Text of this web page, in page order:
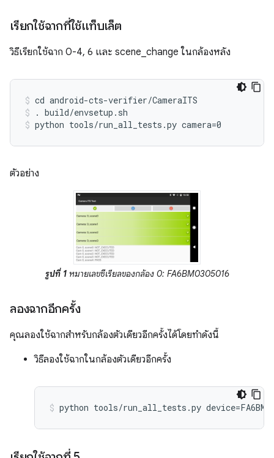
เรียกใช้ฉากที่ใช้แท็บเล็ต
วิธีเรียกใช้ฉาก 0-4, 6 และ scene_change ในกล้องหลัง
cd android-cts-verifier/CameraITS
. build/envsetup.sh
python tools/run_all_tests.py camera=0
ตัวอย่าง
รูปที่ 1หมายเลขซีเรียลของกล้อง 0: FA6BM0305016
ลองฉากอีกครั้ง
คุณลองใช้ฉากสำหรับกล้องตัวเดียวอีกครั้งได้โดยทำดังนี้
วิธีลองใช้ฉากในกล้องตัวเดียวอีกครั้ง